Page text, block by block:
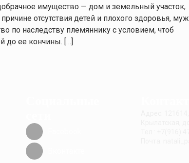
имущество — дом и земельный участок,
отсутствия детей и плохого здоровья, муж
по наследству племяннику с условием, чтоб
до ее кончины. […]